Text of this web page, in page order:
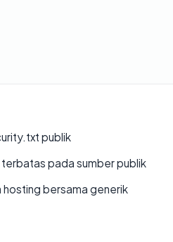
publik
pada sumber publik
hosting bersama generik